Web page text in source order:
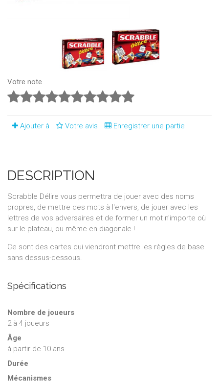
Votre note
Ajouter à Votre avis Enregistrer une partie
DESCRIPTION
Scrabble Délire vous permettra de jouer avec des noms
propres, de mettre des mots à l'envers, de jouer avec les
lettres de vos adversaires et de former un mot n'importe où
sur le plateau, ou même en diagonale !
Ce sont des cartes qui viendront mettre les règles de base
sans dessus-dessous.
Spécifications
Nombre de joueurs
2à 4 joueurs
Âge
à partir de 10 ans
Durée
Mécanismes